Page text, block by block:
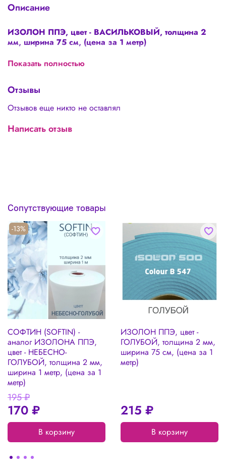
Описание
ИЗОЛОН ППЭ, цвет - ВАСИЛЬКОВЫЙ, толщина 2
мм, ширина 75 см, (цена за 1 метр)
Это УНИКАЛЬНЫЙ материал для изготовления цветов и
цветочных фотозон, крыльев и другого разнообразного
Посмотрите какую красоту сотворила
Показать полностью
Отзывы
Отзывов еще никто не оставлял
Написать отзыв
Сопутствующие товары
-13%
СОФТИН (SOFTIN) -
аналог ИЗОЛОНА ППЭ,
цвет - НЕБЕСНО-
ГОЛУБОЙ, толщина 2 мм,
ширина 1 метр, (цена за 1
метр)
195 ₽
170 ₽
В корзину
ИЗОЛОН ППЭ, цвет -
ГОЛУБОЙ, толщина 2 мм,
ширина 75 см, (цена за 1
метр)
215 ₽
В корзину